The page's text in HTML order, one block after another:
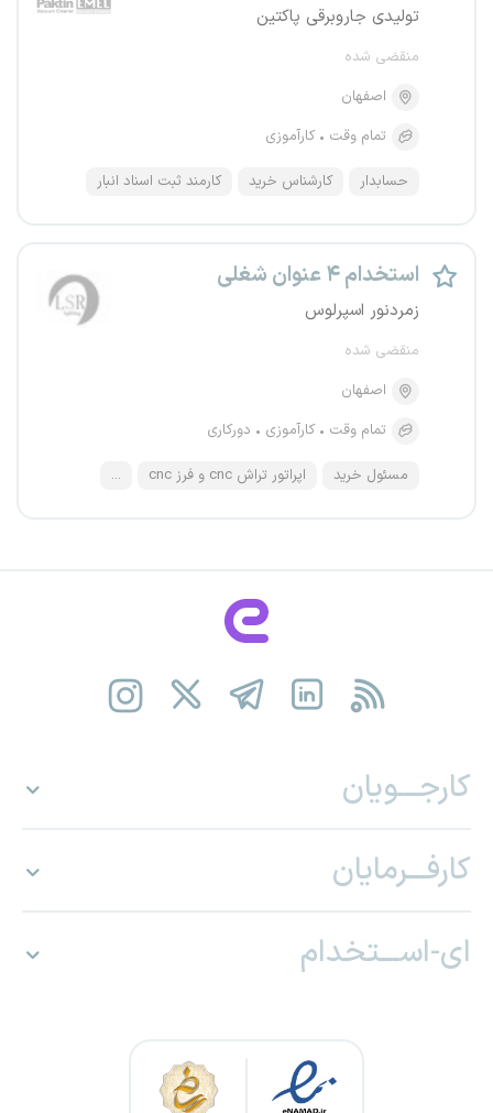
تولیدی جاروبرقی پاکتین
منقضی شده
اصفهان
تمام وقت
کارآموزی
حسابدار کارشناس خرید کارمند ثبت اسناد انبار
استخدام ۴ عنوان شغلی
زمردنور اسپرلوس
منقضی شده
اصفهان
تمام وقت
کارآموزی دورکاری
مسئول خرید اپراتور تراش cnc و فرز cnc ...
کارجـــویان
کارفـــرمایان
ای-اســـتخدام